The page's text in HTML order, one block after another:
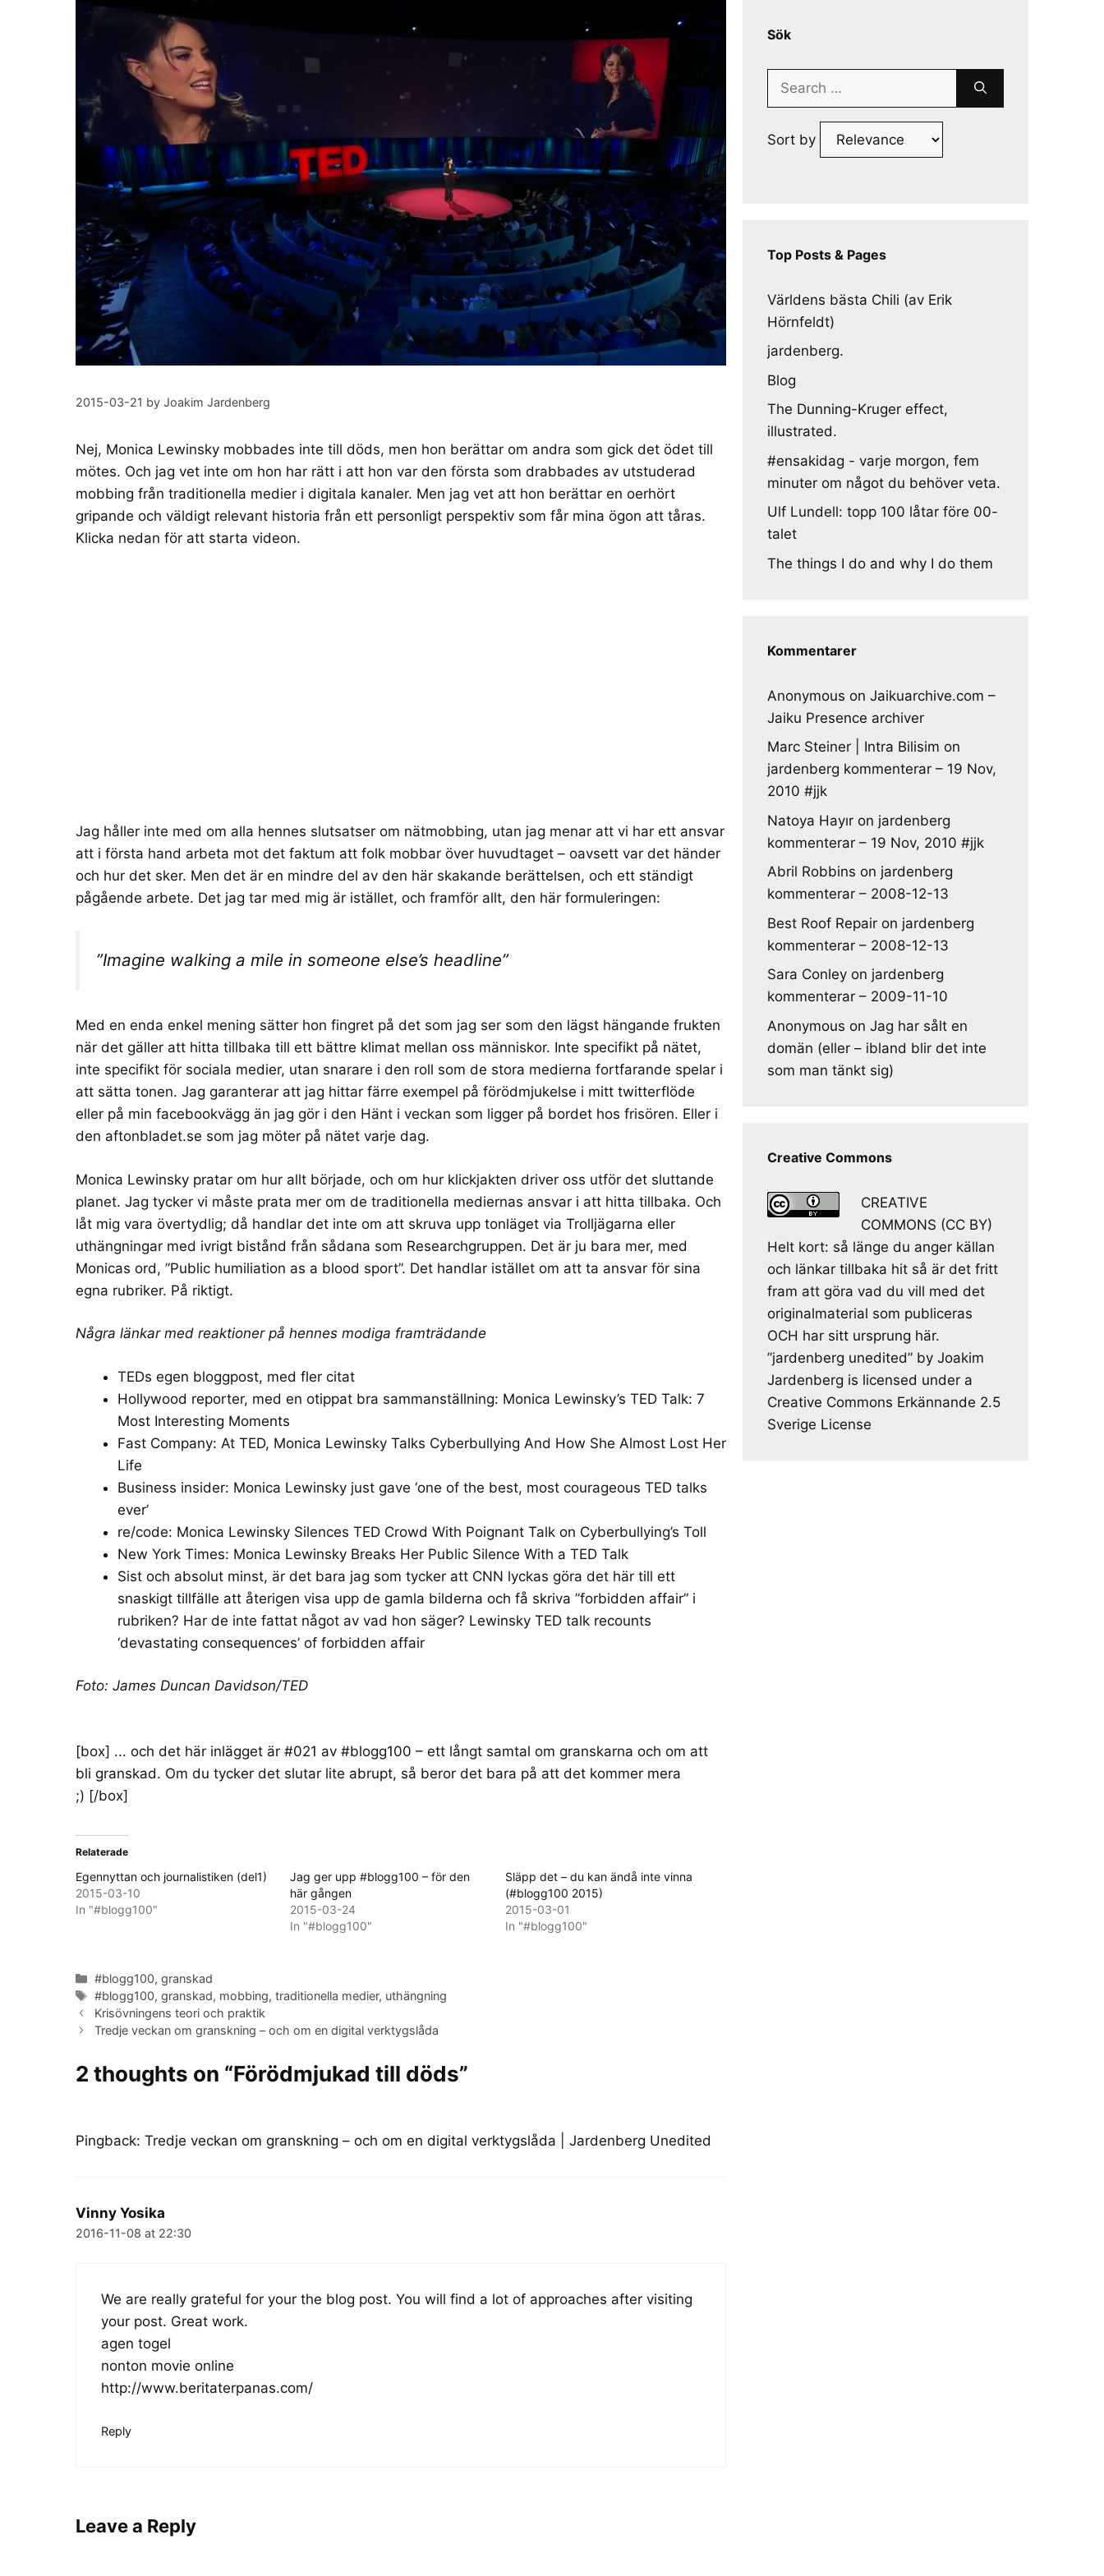
2015-03-21 by Joakim Jardenberg
Nej, Monica Lewinsky mobbades inte till döds, men hon berättar om andra som gick det ödet till
mötes. Och jag vet inte om hon har rätt i att hon var den första som drabbades av utstuderad
mobbing från traditionella medier i digitala kanaler. Men jag vet att hon berättar en oerhört
gripande och väldigt relevant historia från ett personligt perspektiv som får mina ögon att tåras.
Klicka nedan för att starta videon.
Jag håller inte med om alla hennes slutsatser om nätmobbing, utan jag menar att vi har ett ansvar
att i första hand arbeta mot det faktum att folk mobbar över huvudtaget – oavsett var det händer
och hur det sker. Men det är en mindre del av den här skakande berättelsen, och ett ständigt
pågående arbete. Det jag tar med mig är istället, och framför allt, den här formuleringen:
”Imagine walking a mile in someone else’s headline”
Med en enda enkel mening sätter hon fingret på det som jag ser som den lägst hängande frukten
när det gäller att hitta tillbaka till ett bättre klimat mellan oss människor. Inte specifikt på nätet,
inte specifikt för sociala medier, utan snarare i den roll som de stora medierna fortfarande spelar i
att sätta tonen. Jag garanterar att jag hittar färre exempel på förödmjukelse i mitt twitterflöde
eller på min facebookvägg än jag gör i den Hänt i veckan som ligger på bordet hos frisören. Eller i
den aftonbladet.se som jag möter på nätet varje dag.
Monica Lewinsky pratar om hur allt började, och om hur klickjakten driver oss utför det sluttande
planet. Jag tycker vi måste prata mer om de traditionella mediernas ansvar i att hitta tillbaka. Och
låt mig vara övertydlig; då handlar det inte om att skruva upp tonläget via Trolljägarna eller
uthängningar med ivrigt bistånd från sådana som Researchgruppen. Det är ju bara mer, med
Monicas ord, ”Public humiliation as a blood sport”. Det handlar istället om att ta ansvar för sina
egna rubriker. På riktigt.
Några länkar med reaktioner på hennes modiga framträdande
TEDs egen bloggpost, med fler citat
Hollywood reporter, med en otippat bra sammanställning: Monica Lewinsky’s TED Talk: 7
Most Interesting Moments
Fast Company: At TED, Monica Lewinsky Talks Cyberbullying And How She Almost Lost Her
Life
Business insider: Monica Lewinsky just gave ‘one of the best, most courageous TED talks
ever’
re/code: Monica Lewinsky Silences TED Crowd With Poignant Talk on Cyberbullying’s Toll
New York Times: Monica Lewinsky Breaks Her Public Silence With a TED Talk
Sist och absolut minst, är det bara jag som tycker att CNN lyckas göra det här till ett
snaskigt tillfälle att återigen visa upp de gamla bilderna och få skriva ”forbidden affair” i
rubriken? Har de inte fattat något av vad hon säger? Lewinsky TED talk recounts
‘devastating consequences’ of forbidden affair
Foto: James Duncan Davidson/TED
[box] ... och det här inlägget är #021 av #blogg100 – ett långt samtal om granskarna och om att
bli granskad. Om du tycker det slutar lite abrupt, så beror det bara på att det kommer mera
;) [/box]
Relaterade
Egennyttan och journalistiken (del1)
2015-03-10
In "#blogg100"
Jag ger upp #blogg100 – för den
här gången
2015-03-24
In "#blogg100"
Släpp det – du kan ändå inte vinna
(#blogg100 2015)
2015-03-01
In "#blogg100"
Categories
#blogg100,granskad
Tags
#blogg100,granskad, mobbing,traditionella medier, uthängning
Krisövningens teori och praktik
Tredje veckan om granskning – och om en digital verktygslåda
2 thoughts on “Förödmjukad till döds”
Pingback: Tredje veckan om granskning – och om en digital verktygslåda | Jardenberg Unedited
Vinny Yosika
2016-11-08 at 22:30
We are really grateful for your the blog post. You will find a lot of approaches after visiting
your post. Great work.
agen togel
nonton movie online
http://www.beritaterpanas.com/
Reply
Leave a Reply
Sök
Search
Sort by
Top Posts & Pages
Världens bästa Chili (av Erik
Hörnfeldt)
jardenberg.
Blog
The Dunning-Kruger effect,
illustrated.
#ensakidag - varje morgon, fem
minuter om något du behöver veta.
Ulf Lundell: topp 100 låtar före 00-
talet
The things I do and why I do them
Kommentarer
Anonymous on Jaikuarchive.com –
Jaiku Presence archiver
Marc Steiner | Intra Bilisim on
jardenberg kommenterar – 19 Nov,
2010 #jjk
Natoya Hayır on jardenberg
kommenterar – 19 Nov, 2010 #jjk
Abril Robbins on jardenberg
kommenterar – 2008-12-13
Best Roof Repair on jardenberg
kommenterar – 2008-12-13
Sara Conley on jardenberg
kommenterar – 2009-11-10
Anonymous on Jag har sålt en
domän (eller – ibland blir det inte
som man tänkt sig)
Creative Commons
CREATIVE
COMMONS (CC BY)
Helt kort: så länge du anger källan
och länkar tillbaka hit så är det fritt
fram att göra vad du vill med det
originalmaterial som publiceras
OCH har sitt ursprung här.
”jardenberg unedited” by Joakim
Jardenberg is licensed under a
Creative Commons Erkännande 2.5
Sverige License